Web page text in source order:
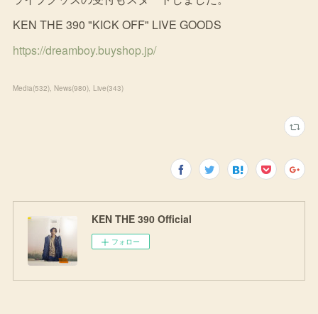
KEN THE 390 "KICK OFF" LIVE GOODS
https://dreamboy.buyshop.jp/
Media(532) News(980) Live(343)
KEN THE 390 Official
フォロー